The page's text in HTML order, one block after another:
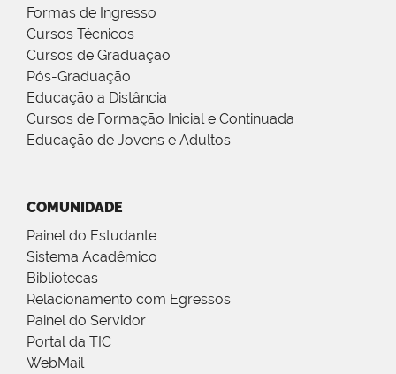
Formas de Ingresso
Cursos Técnicos
Cursos de Graduação
Pós-Graduação
Educação a Distância
Cursos de Formação Inicial e Continuada
Educação de Jovens e Adultos
COMUNIDADE
Painel do Estudante
Sistema Acadêmico
Bibliotecas
Relacionamento com Egressos
Painel do Servidor
Portal da TIC
WebMail